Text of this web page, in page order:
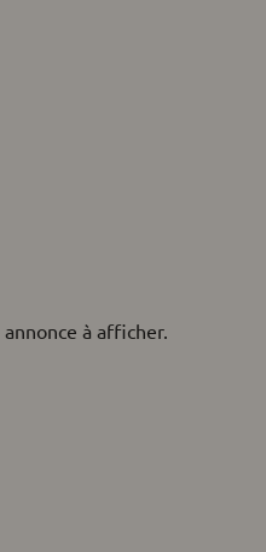
à afficher.